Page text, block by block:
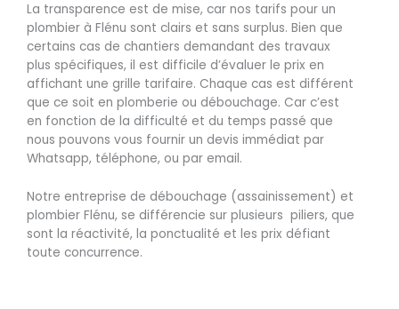
La transparence est de mise, car nos tarifs pour un
plombier à Flénu sont clairs et sans surplus. Bien que
certains cas de chantiers demandant des travaux
plus spécifiques, il est difficile d’évaluer le prix en
affichant une grille tarifaire. Chaque cas est différent
que ce soit en plomberie ou débouchage. Car c’est
en fonction de la difficulté et du temps passé que
nous pouvons vous fournir un devis immédiat par
Whatsapp, téléphone, ou par email.
Notre entreprise de débouchage (assainissement) et
plombier Flénu, se différencie sur plusieurs piliers, que
sont la réactivité, la ponctualité et les prix défiant
toute concurrence.